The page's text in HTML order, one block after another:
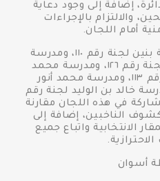
إضافة إلى وجود دعاية
والالتزام بالإجراءات
أمام اللجان.
- مدرسة الإيمان الإعدادية بنين لجنة رقم ١١٠، ومدرسة
خاتم المرسلين الخاصة لجنة رقم ١٢٦، ومدرسة محمد
متولي الشعراوي لجنة رقم ١١٣، ومدرسة محمد أنور
لجنة رقم ١٠٩، ومدرسة خالد بن الوليد لجنة رقم
في هذه اللجان مقارنة
الناخبين، إضافة إلى
الانتخابية واتباع جميع
الاحترازية.
أسوان